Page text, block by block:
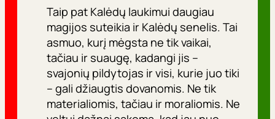
Taip pat Kalėdų laukimui daugiau
magijos suteikia ir Kalėdų senelis. Tai
asmuo, kurį mėgsta ne tik vaikai,
tačiau ir suaugę, kadangi jis –
svajonių pildytojas ir visi, kurie juo tiki
– gali džiaugtis dovanomis. Ne tik
materialiomis, tačiau ir moraliomis. Ne